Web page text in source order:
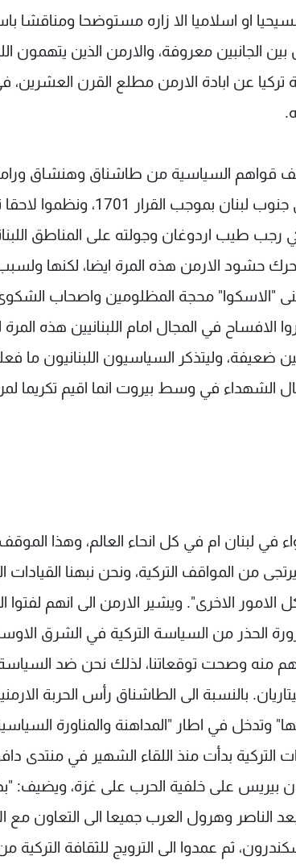
او اسلاميا الا زاره مستوضحا ومناقشا
الجانبين معروفة، والارمن الذين يتهمون
عن ابادة الارمن مطلع القرن العشرين،
قواهم السياسية من طاشناق وهنشاق
استنكارا لمشاركة القوات التركية في عديد "اليونيفيل" في جنوب لبنان
رجب طيب اردوغان وجولته على المناطق
حشود الارمن هذه المرة ايضا، لكنها
"الاسكوا" محجة المظلومين واصحاب
في المجال امام اللبنانيين هذه المرة
ضعيفة، وليتذكر السياسيون اللبنانيون ما
تمثال الشهداء في وسط بيروت انما اقيم تكريما
لبنان ام في كل انحاء العالم، وهذا
من المواقف التركية، ونحن نبهنا القيادات
الاخرى". ويشير الارمن الى انهم لفتوا
الحذر من السياسة التركية في الشرق
منه وصحت توقعاتنا، لذلك نحن ضد السياسة
بالنسبة الى الطاشناق رأس الحربة
وتدخل في اطار "المداهنة والمناورة
التركية بدأت منذ اللقاء الشهير في منتدى
بيريس على خلفية الحرب على غزة، ويضيف:
وهرول العرب جميعا الى التعاون مع
ثم عمدوا الى الترويج للثقافة التركية